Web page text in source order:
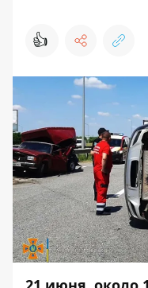
👍